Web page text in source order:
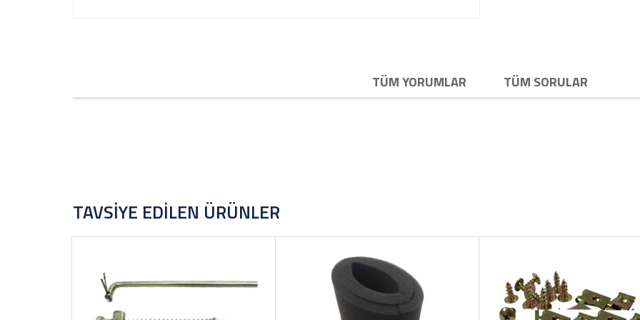
TÜM YORUMLAR TÜM SORULAR
TAVSIYE EDILEN ÜRÜNLER